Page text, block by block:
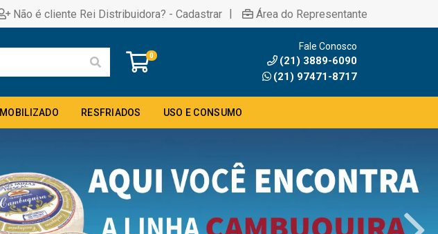
Não é cliente Rei Distribuidora? - Cadastrar | Área do Representante
0
Fale Conosco
(21) 3889-6090
(21) 97471-8717
IMOBILIZADO RESFRIADOS USO E CONSUMO